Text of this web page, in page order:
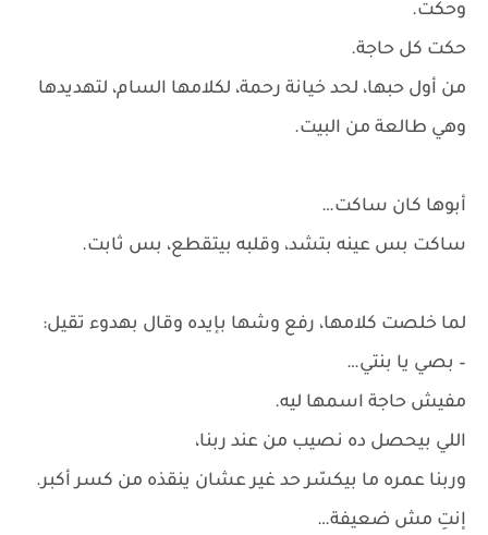
وحكت.
حكت كل حاجة.
من أول حبها، لحد خيانة رحمة، لكلامها السام، لتهديدها
وهي طالعة من البيت.
أبوها كان ساكت…
ساكت بس عينه بتشد، وقلبه بيتقطع، بس ثابت.
لما خلصت كلامها، رفع وشها بإيده وقال بهدوء تقيل:
– بصي يا بنتي…
مفيش حاجة اسمها ليه.
اللي بيحصل ده نصيب من عند ربنا،
وربنا عمره ما بيكسّر حد غير عشان ينقذه من كسر أكبر.
إنتِ مش ضعيفة…